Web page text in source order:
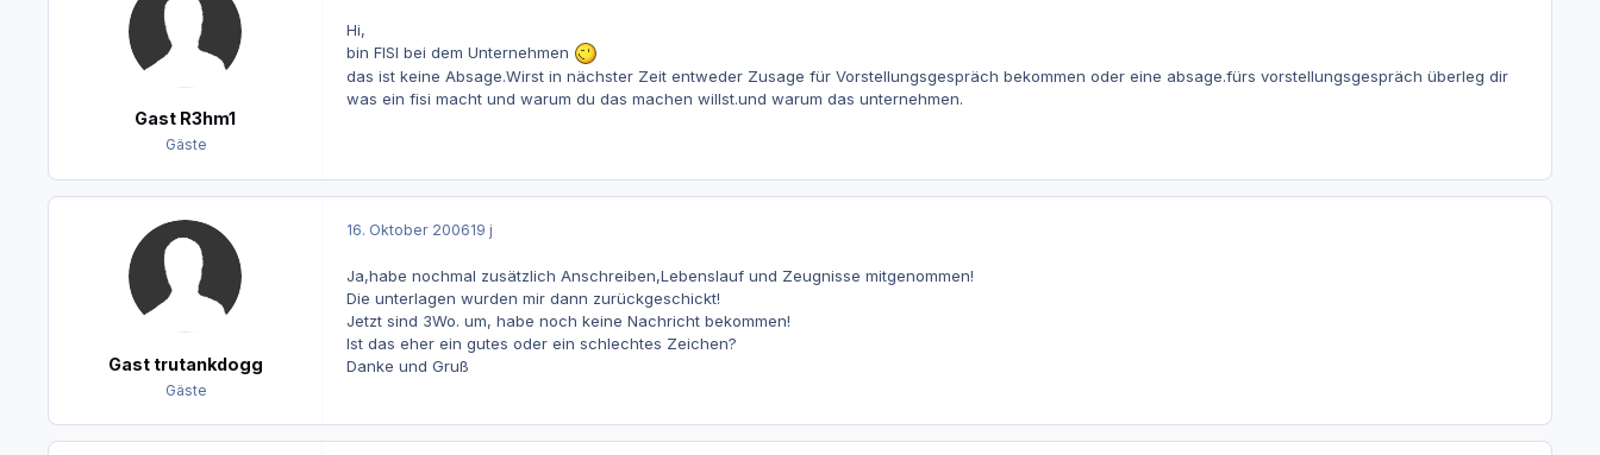
Gast R3hm1
Gäste
Hi,
bin FISI bei dem Unternehmen
das ist keine Absage.Wirst in nächster Zeit entweder Zusage für Vorstellungsgespräch bekommen oder eine absage.fürs vorstellungsgespräch überleg dir
was ein fisi macht und warum du das machen willst.und warum das unternehmen.
Gast trutankdogg
Gäste
16. Oktober 200619 j
Ja,habe nochmal zusätzlich Anschreiben,Lebenslauf und Zeugnisse mitgenommen!
Die unterlagen wurden mir dann zurückgeschickt!
Jetzt sind 3Wo. um, habe noch keine Nachricht bekommen!
Ist das eher ein gutes oder ein schlechtes Zeichen?
Danke und Gruß